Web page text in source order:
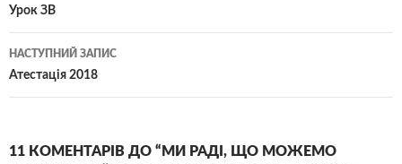
по
записам
Урок ЗВ
НАСТУПНИЙ ЗАПИС
Атестація 2018
11 КОМЕНТАРІВ ДО “МИ РАДІ, ЩО МОЖЕМО